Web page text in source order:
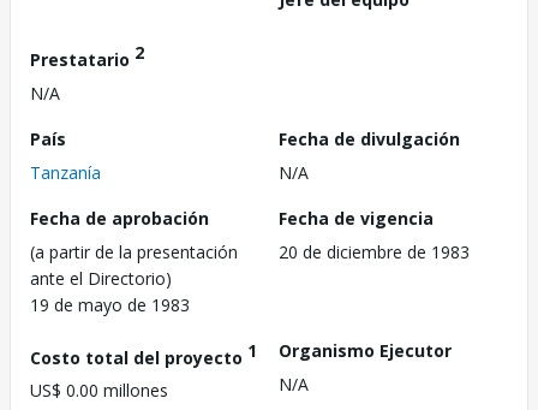
Prestatario 2
N/A
País
Tanzanía
Fecha de divulgación
N/A
Fecha de aprobación
(a partir de la presentación
ante el Directorio)
19 de mayo de 1983
Fecha de vigencia
20 de diciembre de 1983
Costo total del proyecto 1
US$ 0.00 millones
Organismo Ejecutor
N/A